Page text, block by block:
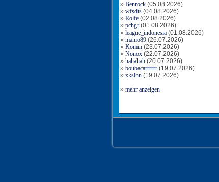
» Benrock (05.08.2026)
» wfsdts (04.08.2026)
» Rolfe (02.08.2026)
» pchgr (01.08.2026)
» league_indonesia (01.08.2026)
» manio89 (26.07.2026)
» Komin (23.07.2026)
» Nonox (22.07.2026)
» hahahah (20.07.2026)
» boubacarrrrrr (19.07.2026)
» xkslhn (19.07.2026)
» mehr anzeigen